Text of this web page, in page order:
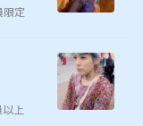
限定
上